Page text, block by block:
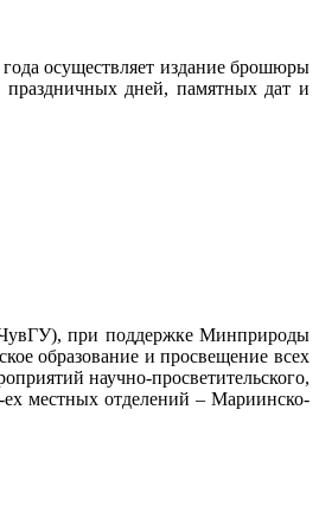
осуществляет издание брошюры
праздничных дней, памятных дат и
при поддержке Минприроды
образование и просвещение всех
научно-просветительского,
местных отделений – Мариинско-